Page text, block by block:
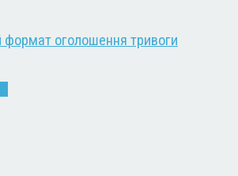
формат оголошення тривоги